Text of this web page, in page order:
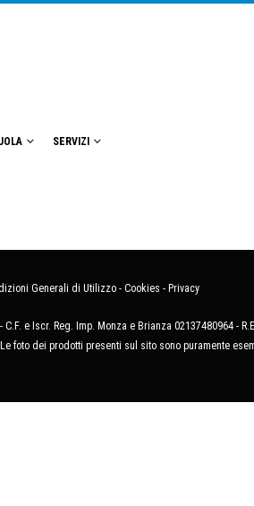
SERVIZI
Generali di Utilizzo - Cookies - Privacy
e Iscr. Reg. Imp. Monza e Brianza 02137480964 -
foto dei prodotti presenti sul sito sono puramente